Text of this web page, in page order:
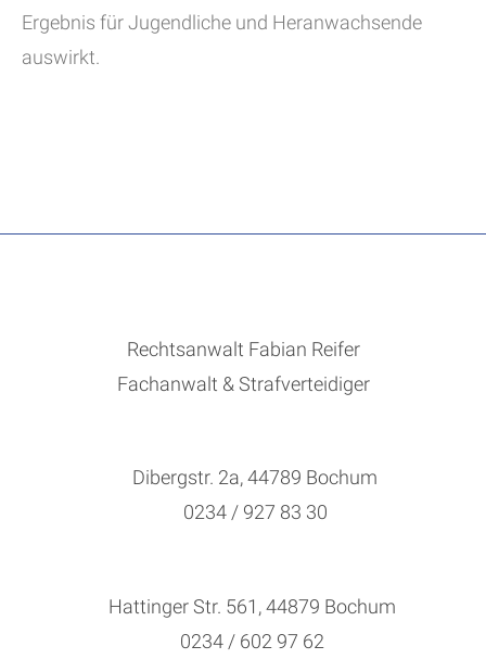
Ergebnis für Jugendliche und Heranwachsende
auswirkt.
Rechtsanwalt Fabian Reifer
Fachanwalt & Strafverteidiger
Dibergstr. 2a, 44789 Bochum
0234 / 927 83 30
Hattinger Str. 561, 44879 Bochum
0234 / 602 97 62